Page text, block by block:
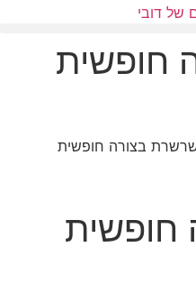
חופשית
בצורה חופשית
חופשית